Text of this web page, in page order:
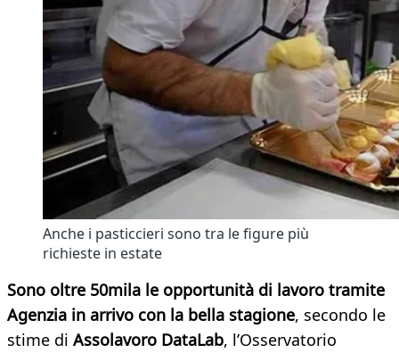
Anche i pasticcieri sono tra le figure più
richieste in estate
Sono oltre 50mila le opportunità di lavoro tramite
Agenzia in arrivo con la bella stagione, secondo le
stime di Assolavoro DataLab, l’Osservatorio